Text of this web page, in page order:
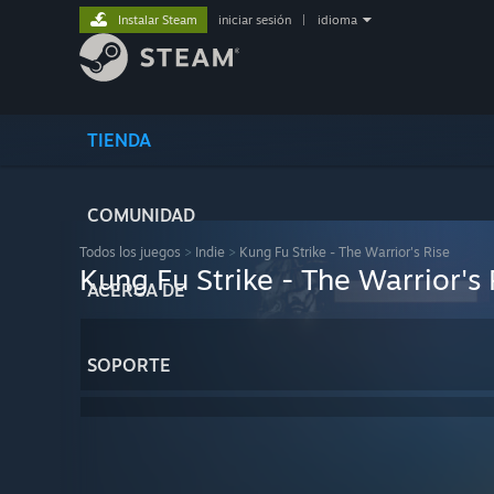
TIENDA
COMUNIDAD
ACERCA DE
SOPORTE
Instalar Steam iniciar sesión idioma
Todos los juegos > Indie > Kung Fu Strike - The Warrior's Rise
Kung Fu Strike - The Warrior's